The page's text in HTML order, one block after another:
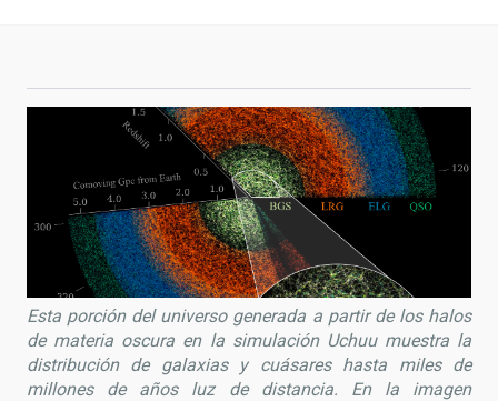
Esta porción del universo generada a partir de los halos
de materia oscura en la simulación Uchuu muestra la
distribución de galaxias y cuásares hasta miles de
millones de años luz de distancia. En la imagen